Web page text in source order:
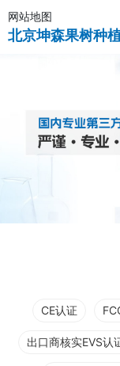
网站地图
北京坤森果树种
CE认证
出口商核实EVS认